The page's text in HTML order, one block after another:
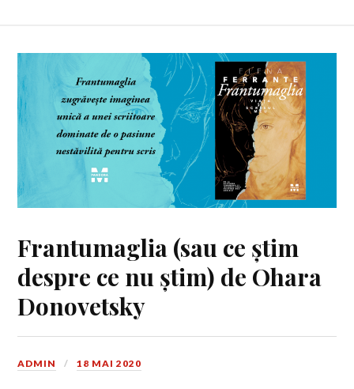
Frantumaglia (sau ce știm
despre ce nu știm) de Ohara
Donovetsky
ADMIN 18 MAI 2020